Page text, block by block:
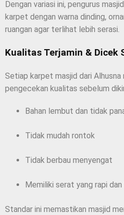
Dengan variasi ini, pengurus
karpet dengan warna dinding,
ruangan agar terlihat lebih serasi.
Kualitas Terjamin & Dicek
Setiap karpet masjid dari
pengecekan kualitas sebelum
Bahan lembut dan tidak
Tidak mudah rontok
Tidak berbau menyengat
Memiliki serat yang rapi
Standar ini memastikan masjid